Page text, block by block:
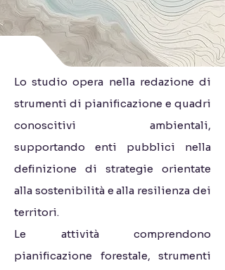
Lo studio opera nella redazione di
strumenti di pianificazione e quadri
conoscitivi ambientali,
supportando enti pubblici nella
definizione di strategie orientate
alla sostenibilità e alla resilienza dei
territori.
Le attività comprendono
pianificazione forestale, strumenti